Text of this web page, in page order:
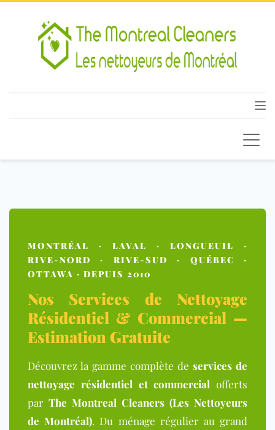
MONTRÉAL · LAVAL · LONGUEUIL ·
RIVE-NORD · RIVE-SUD · QUÉBEC ·
OTTAWA · DEPUIS 2010
Nos Services de Nettoyage
Résidentiel & Commercial —
Estimation Gratuite
Découvrez la gamme complète de services de
nettoyage résidentiel et commercial offerts
par The Montreal Cleaners (Les Nettoyeurs
de Montréal). Du ménage régulier au grand